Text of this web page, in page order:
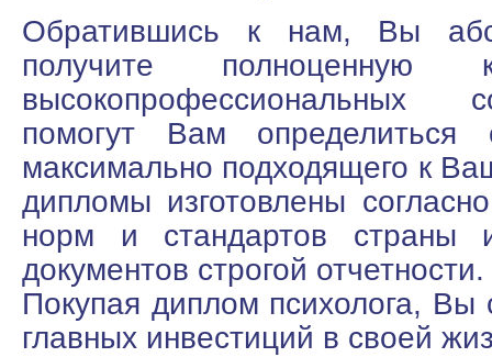
Обратившись к нам, Вы
получите полноценную
высокопрофессиональных
помогут Вам
максимально подходящего к
дипломы изготовлены
норм и стандартов страны
документов строгой отчетности.
Покупая диплом психолога, Вы
главных инвестиций в своей